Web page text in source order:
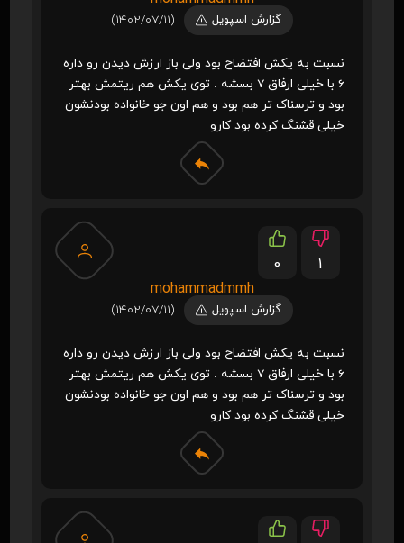
گزارش اسپویل (1402/07/11)
نسبت به یکش افتضاح بود ولی باز ارزش دیدن رو داره
6 با خیلی ارفاق 7 بسشه . توی یکش هم ریتمش بهتر
بود و ترسناک تر هم بود و هم اون جو خانواده بودنشون
خیلی قشنگ کرده بود کارو
0
1
mohammadmmh
گزارش اسپویل (1402/07/11)
نسبت به یکش افتضاح بود ولی باز ارزش دیدن رو داره
6 با خیلی ارفاق 7 بسشه . توی یکش هم ریتمش بهتر
بود و ترسناک تر هم بود و هم اون جو خانواده بودنشون
خیلی قشنگ کرده بود کارو